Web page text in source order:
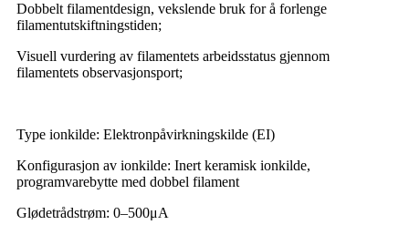
Dobbelt filamentdesign, vekslende bruk for å forlenge
filamentutskiftningstiden;
Visuell vurdering av filamentets arbeidsstatus gjennom
filamentets observasjonsport;
Type ionkilde: Elektronpåvirkningskilde (EI)
Konfigurasjon av ionkilde: Inert keramisk ionkilde,
programvarebytte med dobbel filament
Glødetrådstrøm: 0–500μA